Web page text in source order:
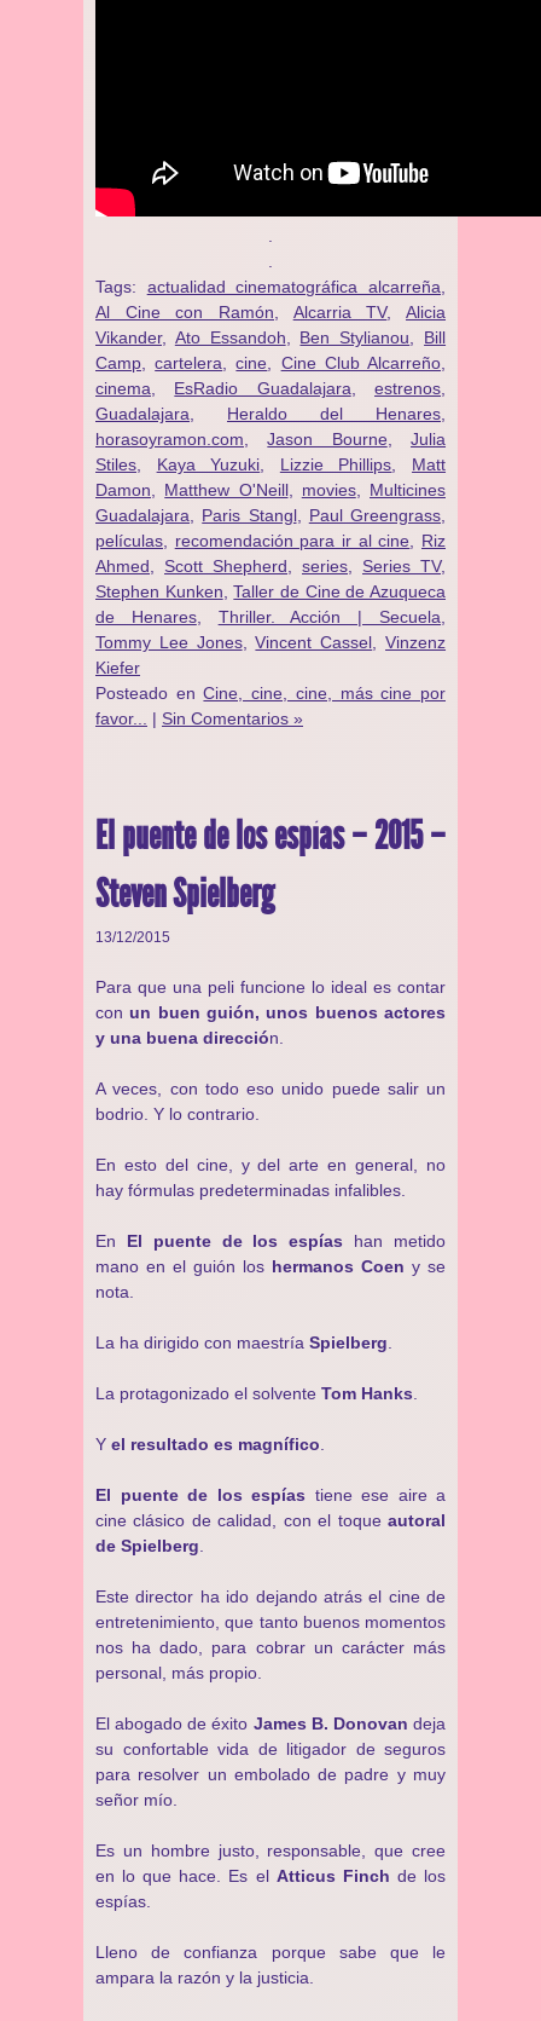
Tags: actualidad cinematográfica alcarreña
Al Cine con Ramón
Alcarria TV,Alicia
Vikander, Ato Essandoh Ben Stylianou
Bill
Camp ,cartelera ,cine Cine Club Alcarreño
cinema
EsRadio Guadalajara ,estrenos
Guadalajara
Heraldo del Henares
horasoyramon.com ,Jason Bourne,Julia
Stiles
Kaya Yuzuki Lizzie Phillips
Matt
Damon
Matthew O'Neill, movies, Multicines
Guadalajara
Paris Stangl, Paul Greengrass
películas
recomendación para ir al cine
Riz
Ahmed
Scott Shepherd series Series TV,
Stephen Kunken ,Taller de Cine de Azuqueca
de Henares, Thriller. Acción | Secuela
Tommy Lee Jones,Vincent Cassel ,Vinzenz
Kiefer
Posteado enCine, cine, cine, más cine por
favor...
| Sin Comentarios »
El puente de los espías – 2015 –
Steven Spielberg
13/12/2015
Para que una peli funcione lo ideal es contar
conun buen guión, unos buenos actores
y una buena dirección.
A veces, con todo eso unido puede salir un
bodrio. Y lo contrario.
En esto del cine, y del arte en general, no
hay fórmulas predeterminadas infalibles.
En El puente de los espías han metido
mano en el guión los hermanos Coen y se
nota.
La ha dirigido con maestría Spielberg
La protagonizado el solvente Tom Hanks
Y el resultado es magnífico
El puente de los espías tiene ese aire a
cine clásico de calidad, con el toque autoral
de Spielberg
Este director ha ido dejando atrás el cine de
entretenimiento, que tanto buenos momentos
nos ha dado, para cobrar un carácter más
personal, más propio.
El abogado de éxito James B. Donovan deja
su confortable vida de litigador de seguros
para resolver un embolado de padre y muy
señor mío.
Es un hombre justo, responsable, que cree
en lo que hace. Es el Atticus Finch de los
espías.
Lleno de confianza porque sabe que le
ampara la razón y la justicia.